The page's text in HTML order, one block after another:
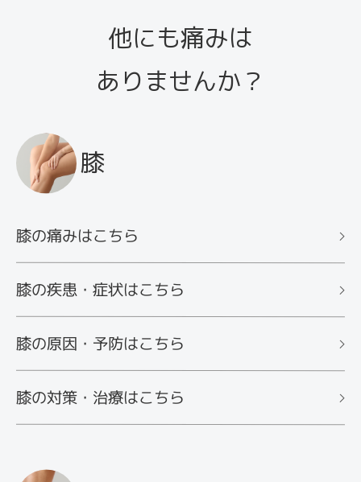
激）をご紹介します。他にも痛みは
ありませんか？
膝
膝の痛みはこちら
膝の疾患・症状はこちら
膝の原因・予防はこちら
膝の対策・治療はこちら